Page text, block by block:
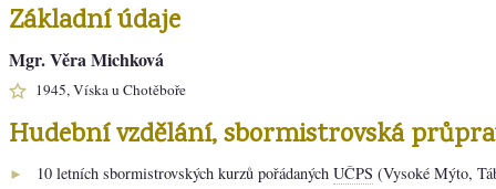
Základní údaje
Mgr. Věra Michková
1945, Víska u Chotěboře
Hudební vzdělání, sbormistrovská
► 10 letních sbormistrovských kurzů pořádaných UČPS (Vysoké Mýto,